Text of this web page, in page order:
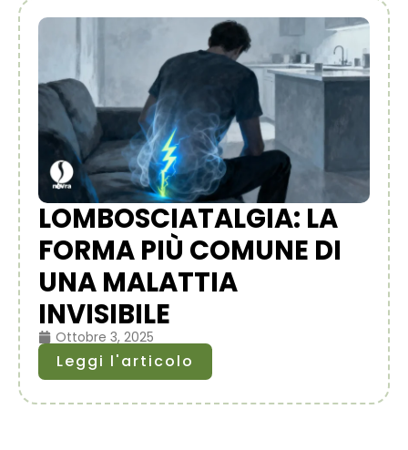
LOMBOSCIATALGIA: LA
FORMA PIÙ COMUNE DI
UNA MALATTIA
INVISIBILE
Ottobre 3, 2025
Leggi l'articolo